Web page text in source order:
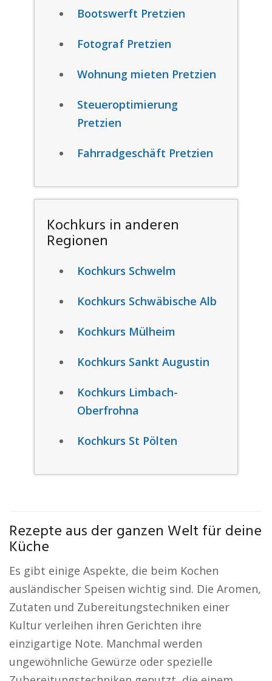
Bootswerft Pretzien
Fotograf Pretzien
Wohnung mieten Pretzien
Steueroptimierung
Pretzien
Fahrradgeschäft Pretzien
Kochkurs in anderen
Regionen
Kochkurs Schwelm
Kochkurs Schwäbische Alb
Kochkurs Mülheim
Kochkurs Sankt Augustin
Kochkurs Limbach-
Oberfrohna
Kochkurs St Pölten
Rezepte aus der ganzen Welt für deine
Küche
Es gibt einige Aspekte, die beim Kochen
ausländischer Speisen wichtig sind. Die Aromen,
Zutaten und Zubereitungstechniken einer
Kultur verleihen ihren Gerichten ihre
einzigartige Note. Manchmal werden
ungewöhnliche Gewürze oder spezielle